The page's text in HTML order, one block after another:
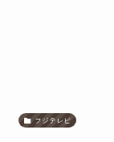
フジテレビ